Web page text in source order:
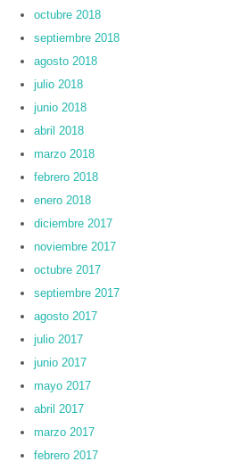
octubre 2018
septiembre 2018
agosto 2018
julio 2018
junio 2018
abril 2018
marzo 2018
febrero 2018
enero 2018
diciembre 2017
noviembre 2017
octubre 2017
septiembre 2017
agosto 2017
julio 2017
junio 2017
mayo 2017
abril 2017
marzo 2017
febrero 2017